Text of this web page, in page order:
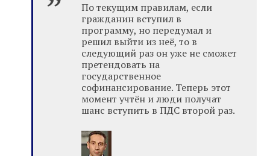
По текущим правилам, если
гражданин вступил в
программу, но передумал и
решил выйти из неё, то в
следующий раз он уже не сможет
претендовать на
государственное
софинансирование. Теперь этот
момент учтён и люди получат
шанс вступить в ПДС второй раз.